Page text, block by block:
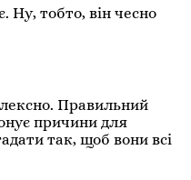
Ну, тобто, він чесно
Правильний
причини для
так, щоб вони всі